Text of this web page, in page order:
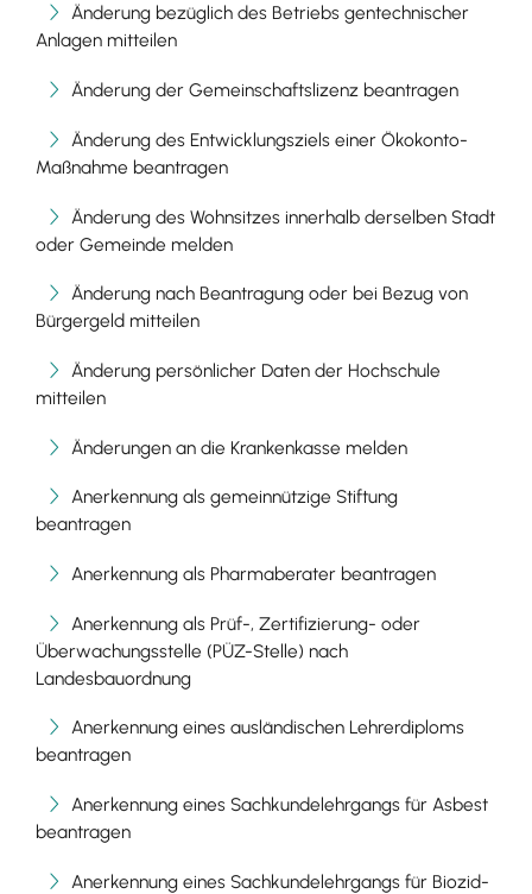
Änderung bezüglich des Betriebs gentechnischer
Anlagen mitteilen
Änderung der Gemeinschaftslizenz beantragen
Änderung des Entwicklungsziels einer Ökokonto-
Maßnahme beantragen
Änderung des Wohnsitzes innerhalb derselben Stadt
oder Gemeinde melden
Änderung nach Beantragung oder bei Bezug von
Bürgergeld mitteilen
Änderung persönlicher Daten der Hochschule
mitteilen
Änderungen an die Krankenkasse melden
Anerkennung als gemeinnützige Stiftung
beantragen
Anerkennung als Pharmaberater beantragen
Anerkennung als Prüf-, Zertifizierung- oder
Überwachungsstelle (PÜZ-Stelle) nach
Landesbauordnung
Anerkennung eines ausländischen Lehrerdiploms
beantragen
Anerkennung eines Sachkundelehrgangs für Asbest
beantragen
Anerkennung eines Sachkundelehrgangs für Biozid-